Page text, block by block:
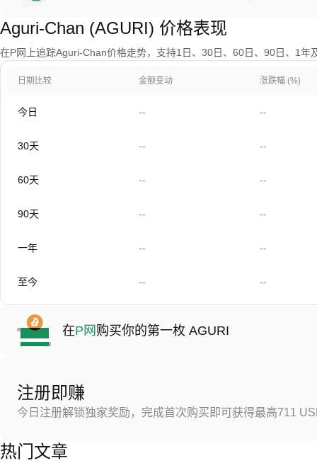
Aguri-Chan (AGURI) 价格表现
在P网上追踪Aguri-Chan价格走势，支持1日、30日、60日、90日、1年
日期比较 金额变动 涨跌幅 (%)
今日 -- --
30天 -- --
60天 -- --
90天 -- --
一年 -- --
至今 -- --
在P网 购买你的第一枚 AGURI
注册即赚
今日注册解锁独家奖励，完成首次购买即可获得最高711
热门文章